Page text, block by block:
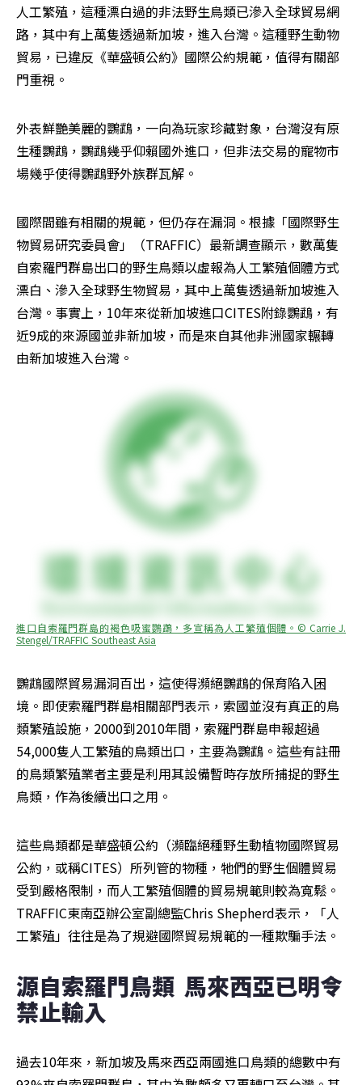
人工繁殖，這種漂白過的非法野生鳥類已滲入全球貿易網
路，其中有上萬隻透過新加坡，進入台灣。這種野生動物
貿易，已違反《華盛頓公約》國際公約規範，值得有關部
門重視。
外表鮮艷美麗的鸚鵡，一向為玩家珍藏對象，台灣沒有原
生種鸚鵡，鸚鵡幾乎仰賴國外進口，但非法交易的寵物市
場幾乎使得鸚鵡野外族群瓦解。
國際間雖有相關的規範，但仍存在漏洞。根據「國際野生
物貿易研究委員會」（TRAFFIC）最新調查顯示，數萬隻
自索羅門群島出口的野生鳥類以虛報為人工繁殖個體方式
漂白、滲入全球野生物貿易，其中上萬隻透過新加坡進入
台灣。事實上，10年來從新加坡進口CITES附錄鸚鵡，有
近9成的來源國並非新加坡，而是來自其他非洲國家輾轉
由新加坡進入台灣。
進口自索羅門群島的褐色吸蜜鸚鵡，多宣稱為人工繁殖個體。© Carrie J.
Stengel/TRAFFIC Southeast Asia
鸚鵡國際貿易漏洞百出，這使得瀕絕鸚鵡的保育陷入困
境。即使索羅門群島相關部門表示，索國並沒有真正的鳥
類繁殖設施，2000到2010年間，索羅門群島申報超過
54,000隻人工繁殖的鳥類出口，主要為鸚鵡。這些有註冊
的鳥類繁殖業者主要是利用其設備暫時存放所捕捉的野生
鳥類，作為後續出口之用。
這些鳥類都是華盛頓公約（瀕臨絕種野生動植物國際貿易
公約，或稱CITES）所列管的物種，牠們的野生個體貿易
受到嚴格限制，而人工繁殖個體的貿易規範則較為寬鬆。
TRAFFIC東南亞辦公室副總監Chris Shepherd表示，「人
工繁殖」往往是為了規避國際貿易規範的一種欺騙手法。
源自索羅門鳥類  馬來西亞已明令
禁止輸入
過去10年來，新加坡及馬來西亞兩國進口鳥類的總數中有